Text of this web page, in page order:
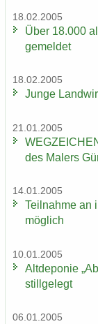
18.02.2005
Über 18.000
ge­mel­det
18.02.2005
Junge
21.01.2005
des Ma­lers
14.01.2005
Teil­nah­me an
mög­lich
10.01.2005
Alt­de­po­nie
still­ge­legt
06.01.2005